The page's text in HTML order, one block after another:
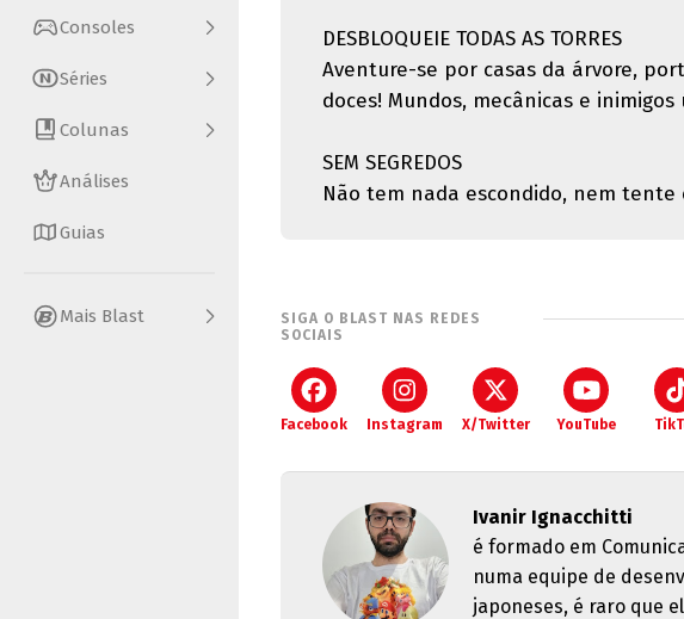
Consoles
Séries
Colunas
Análises
Guias
Mais Blast
DESBLOQUEIE TODAS AS TORRES
Aventure-se por casas da árvore,
doces! Mundos, mecânicas e
SEM SEGREDOS
Não tem nada escondido, nem tente
SIGA O BLAST NAS REDES
SOCIAIS
Facebook Instagram X/Twitter YouTube
Ivanir Ignacchitti
é formado em
numa equipe de
japoneses, é raro que